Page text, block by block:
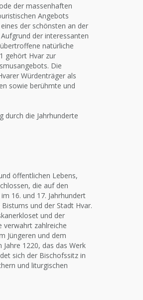
der massenhaften
Angebots
der schönsten an der
der interessanten
natürliche
gehört Hvar zur
Die
Würdenträger als
sowie berühmte und
durch die Jahrhunderte
öffentlichen Lebens,
die auf den
16. und 17. Jahrhundert
und der Stadt Hvar.
und der
verwahrt zahlreiche
Jüngeren und dem
1220, das das Werk
sich der Bischofssitz in
und liturgischen